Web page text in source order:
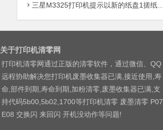
三星M3325打印机提示以新的纸盘1搓纸轮进行更换
关于打印机清零网
打印机清零网通过正版的清零软件，通过微信、QQ
远程协助解决您打印机废墨收集器已满,接近使用,寿
命,部件到期,寿命到期,加粉清零,废墨收集器已满,支
持代码5b00,5b02,1700等打印机清零 废墨清零 P07
E08 交换闪 来回闪 开机没动作等问题!